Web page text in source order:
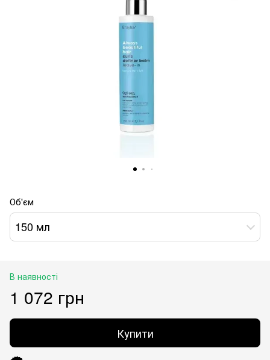
Об'єм
150 мл
В наявності
1 072 грн
Купити